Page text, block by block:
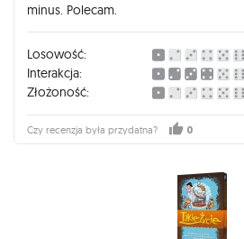
minus. Polecam.
Losowość:
Interakcja:
Złożoność:
Czy recenzja była przydatna? 0